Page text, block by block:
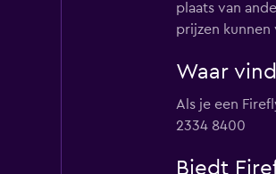
plaats van
prijzen kunnen
Waar
Als je een
2334 8400
Biedt